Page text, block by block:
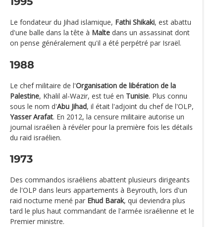
Le fondateur du Jihad islamique, Fathi Shikaki, est abattu
d'une balle dans la tête à Malte dans un assassinat dont
on pense généralement qu'il a été perpétré par Israël.
1988
Le chef militaire de l'Organisation de libération de la
Palestine, Khalil al-Wazir, est tué en Tunisie. Plus connu
sous le nom d'Abu Jihad, il était l'adjoint du chef de l'OLP,
Yasser Arafat. En 2012, la censure militaire autorise un
journal israélien à révéler pour la première fois les détails
du raid israélien.
1973
Des commandos israéliens abattent plusieurs dirigeants
de l'OLP dans leurs appartements à Beyrouth, lors d'un
raid nocturne mené par Ehud Barak, qui deviendra plus
tard le plus haut commandant de l'armée israélienne et le
Premier ministre.